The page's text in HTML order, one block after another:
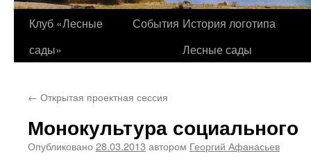
Клуб «Лесные
сады»
События История логотипа
Лесные сады
← Открытая проектная сессия
Монокультура социального
Опубликовано 28.03.2013 автором Георгий Афанасьев